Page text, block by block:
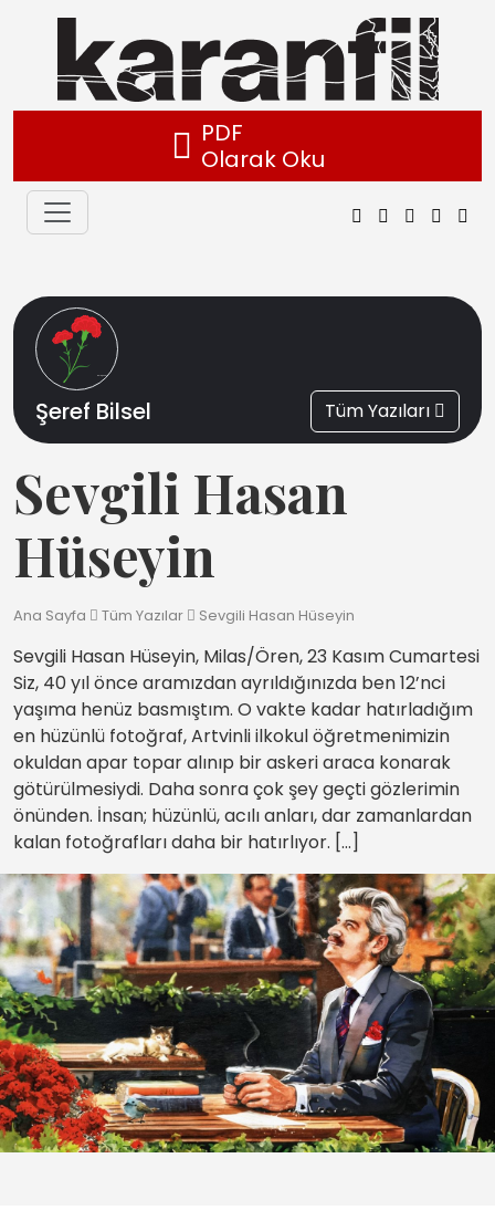
PDF
Olarak Oku
Şeref Bilsel Tüm Yazıları
Sevgili Hasan
Hüseyin
Ana Sayfa Tüm Yazılar Sevgili Hasan Hüseyin
Sevgili Hasan Hüseyin, Milas/Ören, 23 Kasım Cumartesi
Siz, 40 yıl önce aramızdan ayrıldığınızda ben 12’nci
yaşıma henüz basmıştım. O vakte kadar hatırladığım
en hüzünlü fotoğraf, Artvinli ilkokul öğretmenimizin
okuldan apar topar alınıp bir askeri araca konarak
götürülmesiydi. Daha sonra çok şey geçti gözlerimin
önünden. İnsan; hüzünlü, acılı anları, dar zamanlardan
kalan fotoğrafları daha bir hatırlıyor. […]